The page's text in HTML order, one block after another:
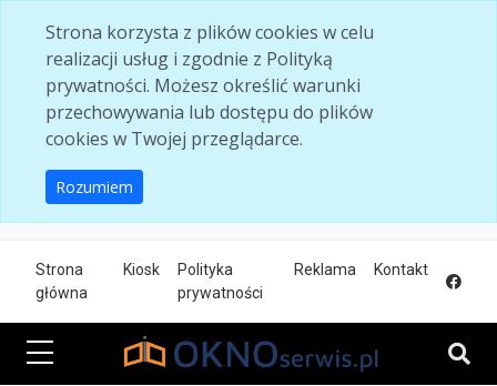
Strona korzysta z plików cookies w celu
realizacji usług i zgodnie z Polityką
prywatności. Możesz określić warunki
przechowywania lub dostępu do plików
cookies w Twojej przeglądarce.
Rozumiem
Strona
główna
Kiosk
Polityka
prywatności
Reklama Kontakt